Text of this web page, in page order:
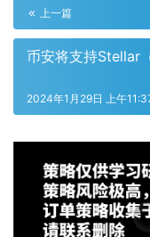
上一篇
币安将支持Stellar
2024年1月29日 上午